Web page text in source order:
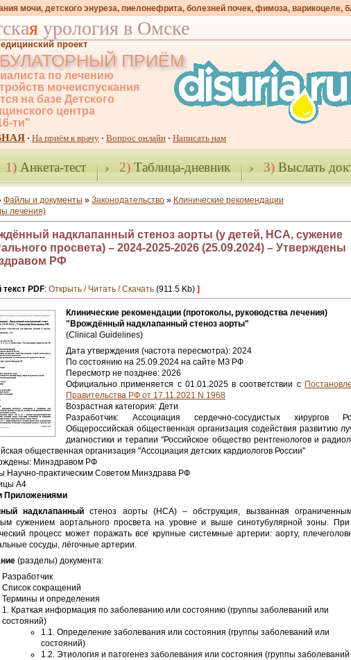
мочи, детского энуреза, пиелонефрита, болезней почек, фимоза, варикоцеле,
я урология в Омске
проект
ПРИЁМ
по лечению
мочеиспускания
на базе Детского
центра
ти"
· На приём к врачу · Вопрос онлайн · Написать нам
1)Анкета-тест 2)Таблица-дневник 3)Выслать
Файлы и документы » Законодательство » Клинические рекомендации
лечения)
надклапанный стеноз аорты (у детей, НСА, сужение
просвета) – 2024-2025-2026 (25.09.2024) – Утверждены
РФ
PDF: Открыть / Читать / Скачать (911.5 Kb) ]
Клинические рекомендации (протоколы, руководства лечения)
"Врождённый надклапанный стеноз аорты"
(Clinical Guidelines)
Дата утверждения (частота пересмотра): 2024
По состоянию на 25.09.2024 на сайте МЗ РФ
Пересмотр не позднее: 2026
Официально применяется с 01.01.2025 в соответствии с
Правительства РФ от 17.11.2021 N 1968
Возрастная категория: Дети
Разработчик: Ассоциация сердечно-сосудистых хирургов
Общероссийская общественная организация содействия развитию
диагностики и терапии "Российское общество рентгенологов и
общественная организация "Ассоциация детских кардиологов России"
Минздравом РФ
Научно-практическим Советом Минздрава РФ
А4
Приложениями
надклапанный стеноз аорты (НСА) – обструкция, вызванная
сужением аортального просвета на уровне и выше синотубулярной зоны.
процесс может поражать все крупные системные артерии: аорту,
сосуды, лёгочные артерии.
(разделы) документа:
Разработчик
Список сокращений
Термины и определения
1. Краткая информация по заболеванию или состоянию (группы заболеваний или
состояний)
1.1. Определение заболевания или состояния (группы заболеваний или
состояний)
1.2. Этиология и патогенез заболевания или состояния (группы